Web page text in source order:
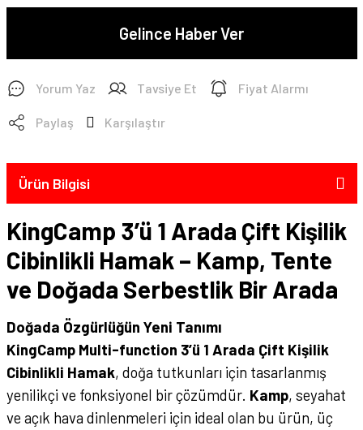
Gelince Haber Ver
Yorum Yaz Tavsiye Et Fiyat Alarmı
Paylaş Karşılaştır
Ürün Bilgisi
KingCamp 3’ü 1 Arada Çift Kişilik
Cibinlikli Hamak – Kamp, Tente
ve Doğada Serbestlik Bir Arada
Doğada Özgürlüğün Yeni Tanımı
KingCamp Multi-function 3’ü 1 Arada Çift Kişilik
Cibinlikli Hamak, doğa tutkunları için tasarlanmış
yenilikçi ve fonksiyonel bir çözümdür. Kamp, seyahat
ve açık hava dinlenmeleri için ideal olan bu ürün, üç